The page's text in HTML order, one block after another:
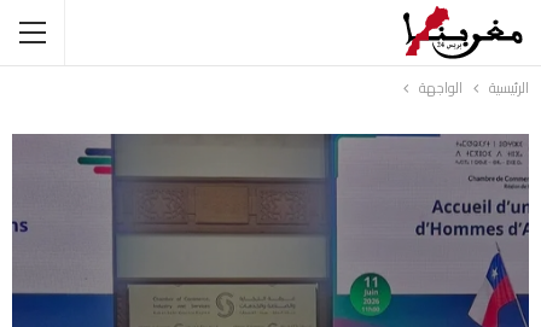
الرئيسية الواجهة